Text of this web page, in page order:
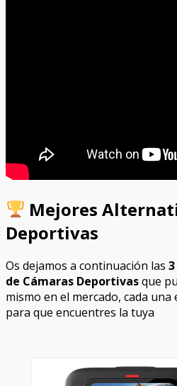
Mejores
Deportivas
Os dejamos a continuación las
de Cámaras Deportivasque
mismo en el mercado, cada
para que encuentres la tuya